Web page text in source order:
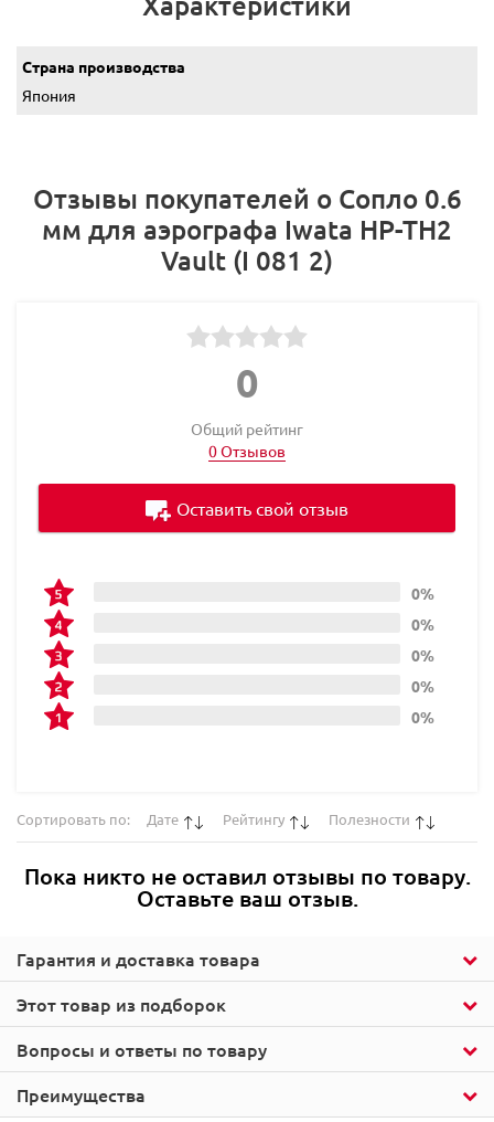
Страна производства
Япония
Этот товар из подборок
Гарантия и доставка товара
Отзывы покупателей о Сопло 0.6
мм для аэрографа Iwata HP-TH2
Vault (I 081 2)
0
Общий рейтинг
0 Отзывов
0%
0%
0%
0%
0%
Оставить свой отзыв
Сортировать по: Дате Рейтингу Полезности
Пока никто не оставил отзывы по товару.
Оставьте ваш отзыв.
Вопросы и ответы по товару
Преимущества